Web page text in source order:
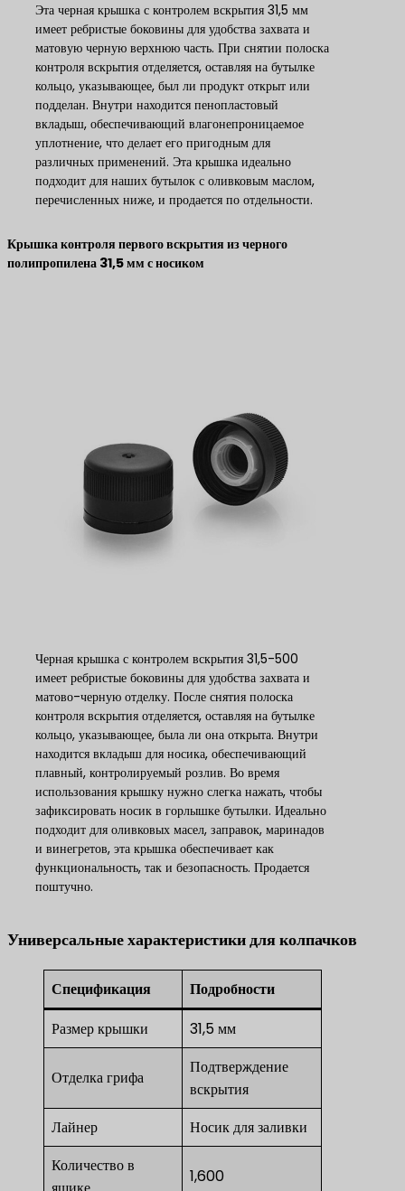
Эта черная крышка с контролем вскрытия 31,5 мм
имеет ребристые боковины для удобства захвата и
матовую черную верхнюю часть. При снятии полоска
контроля вскрытия отделяется, оставляя на бутылке
кольцо, указывающее, был ли продукт открыт или
подделан. Внутри находится пенопластовый
вкладыш, обеспечивающий влагонепроницаемое
уплотнение, что делает его пригодным для
различных применений. Эта крышка идеально
подходит для наших бутылок с оливковым маслом,
перечисленных ниже, и продается по отдельности.
Крышка контроля первого вскрытия из черного
полипропилена 31,5 мм с носиком
Черная крышка с контролем вскрытия 31,5-500
имеет ребристые боковины для удобства захвата и
матово-черную отделку. После снятия полоска
контроля вскрытия отделяется, оставляя на бутылке
кольцо, указывающее, была ли она открыта. Внутри
находится вкладыш для носика, обеспечивающий
плавный, контролируемый розлив. Во время
использования крышку нужно слегка нажать, чтобы
зафиксировать носик в горлышке бутылки. Идеально
подходит для оливковых масел, заправок, маринадов
и винегретов, эта крышка обеспечивает как
функциональность, так и безопасность. Продается
поштучно.
Универсальные характеристики для колпачков
Спецификация
Подробности
Размер крышки
31,5 мм
Отделка грифа
Подтверждение
вскрытия
Лайнер
Носик для заливки
Количество в
1,600